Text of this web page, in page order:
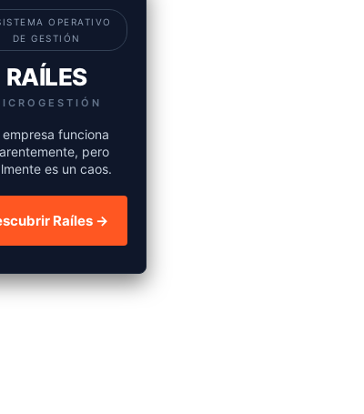
OPERATIVO
DE GESTIÓN
RAÍLES
empresa funciona
pero
es un caos.
Raíles →